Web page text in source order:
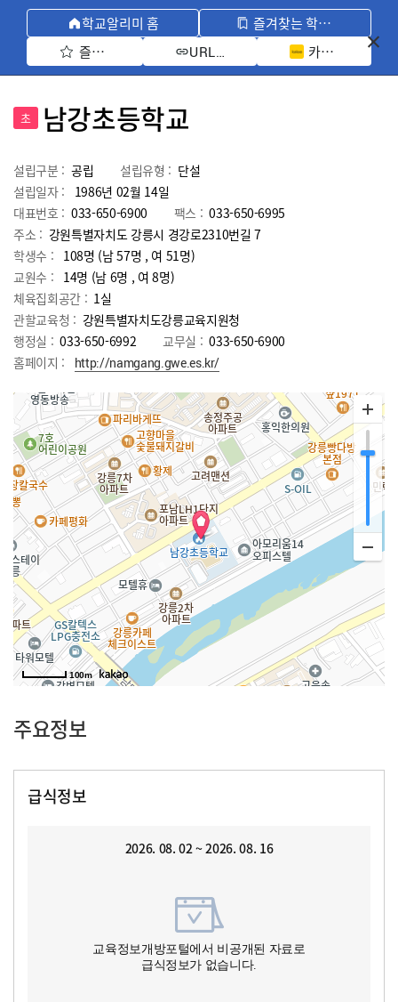
학교알리미 홈
즐겨찾는 학교 모아보기
즐겨찾기 선택
URL 복사 카카오톡 공유
초 남강초등학교
설립구분 : 공립 설립유형 : 단설
설립일자 :
1986년 02월 14일
대표번호 : 033-650-6900 팩스 : 033-650-6995
주소 : 강원특별자치도 강릉시 경강로2310번길 7
학생수 : 108명 (남 57명 , 여 51명)
교원수 : 14명 (남 6명 , 여8명)
체육집회공간 : 1실
관할교육청 : 강원특별자치도강릉교육지원청
행정실 : 033-650-6992 교무실 : 033-650-6900
홈페이지 :
http://namgang.gwe.es.kr/
100m
주요정보
급식정보
2026. 08. 02 ~ 2026. 08. 16
교육정보개방포털에서 비공개된 자료로
급식정보가 없습니다.